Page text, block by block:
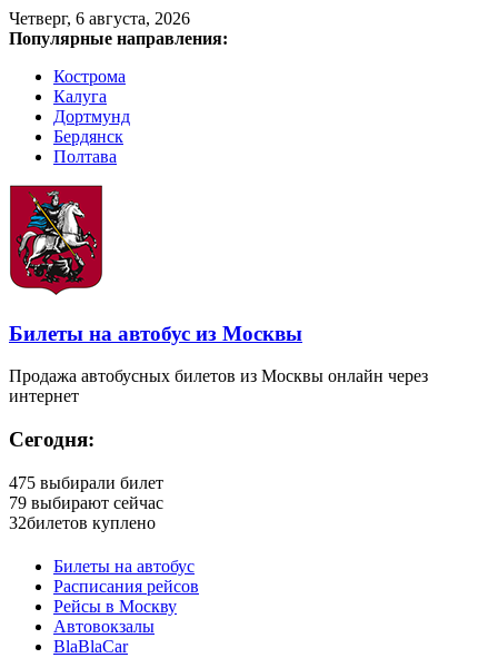
Четверг, 6 августа, 2026
Популярные направления:
Кострома
Калуга
Дортмунд
Бердянск
Полтава
Билеты на автобус из Москвы
Продажа автобусных билетов из Москвы онлайн через
интернет
Сегодня:
475 выбирали билет
79 выбирают сейчас
32билетов куплено
Билеты на автобус
Расписания рейсов
Рейсы в Москву
Автовокзалы
BlaBlaCar